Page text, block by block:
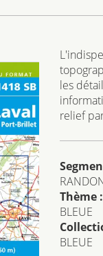
les
relief
Thème :
BLEUE
BLEUE